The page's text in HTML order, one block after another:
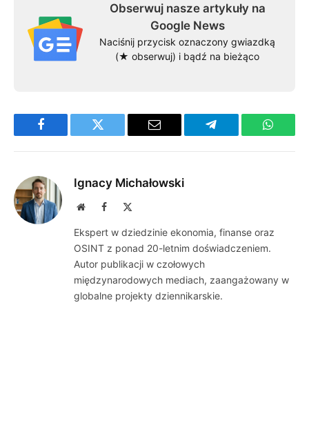
Obserwuj nasze artykuły na
Google News
Naciśnij przycisk oznaczony gwiazdką
(★ obserwuj) i bądź na bieżąco
Facebook Twitter Email Telegram
Ignacy Michałowski
WebsiteFacebook
Ekspert w dziedzinie ekonomia, finanse oraz
OSINT z ponad 20-letnim doświadczeniem.
Autor publikacji w czołowych
międzynarodowych mediach, zaangażowany w
globalne projekty dziennikarskie.